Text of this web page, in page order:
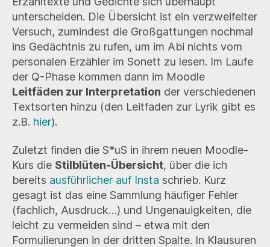
unterscheiden. Die Übersicht ist ein verzweifelter
Versuch, zumindest die Großgattungen nochmal
ins Gedächtnis zu rufen, um im Abi nichts vom
personalen Erzähler im Sonett zu lesen. Im Laufe
der Q-Phase kommen dann im Moodle
Leitfäden zur Interpretation der verschiedenen
Textsorten hinzu (den Leitfaden zur Lyrik gibt es
z.B. hier).
Zuletzt finden die S*uS in ihrem neuen Moodle-
Kurs die Stilblüten-Übersicht, über die ich
bereits ausführlicher auf Insta schrieb. Kurz
gesagt ist das eine Sammlung häufiger Fehler
(fachlich, Ausdruck…) und Ungenauigkeiten, die
leicht zu vermeiden sind – etwa mit den
Formulierungen in der dritten Spalte. In Klausuren